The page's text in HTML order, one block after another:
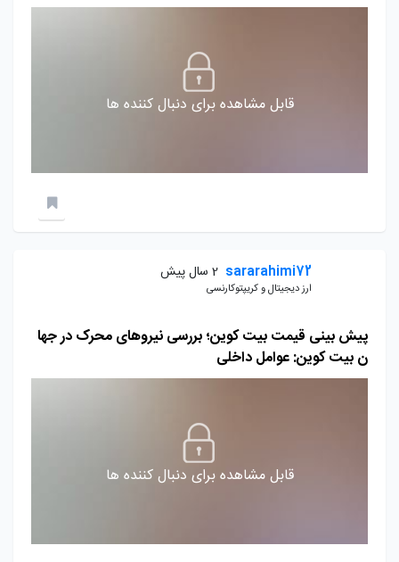
قابل مشاهده برای دنبال کننده ها
sararahimi72 2 سال پیش
ارز دیجیتال و کریپتوکارنسی
پیش بینی قیمت بیت کوین؛ بررسی نیروهای محرک در جها
ن بیت کوین: عوامل داخلی
قابل مشاهده برای دنبال کننده ها